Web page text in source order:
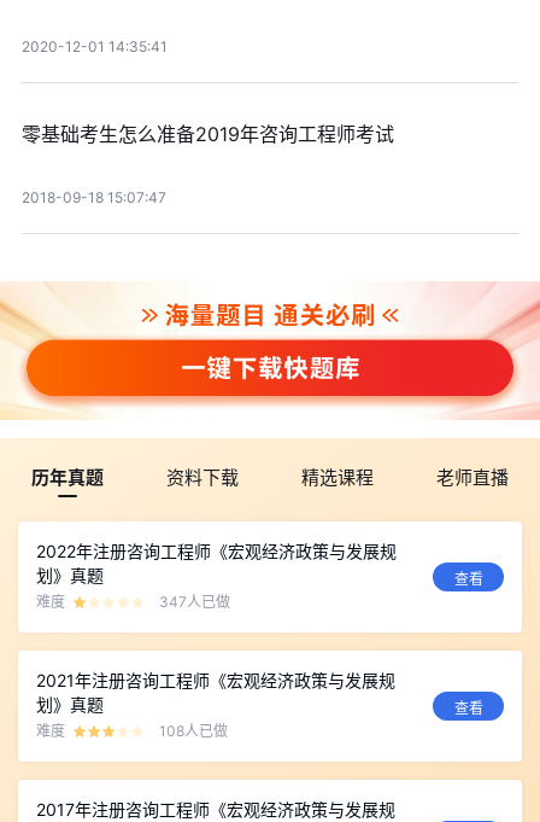
2020-12-01 14:35:41
零基础考生怎么准备2019年咨询工程师考试
2018-09-18 15:07:47
历年真题 资料下载 精选课程 老师直播
2022年注册咨询工程师《宏观经济政策与发展规
划》真题
难度 347人已做
查看
2021年注册咨询工程师《宏观经济政策与发展规
划》真题
难度 108人已做
查看
2017年注册咨询工程师《宏观经济政策与发展规